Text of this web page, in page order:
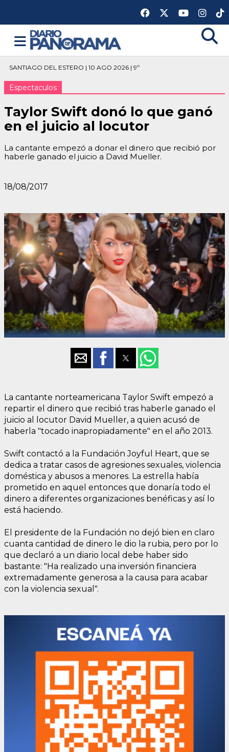
SANTIAGO DEL ESTERO | 10 AGO 2026 | 9º
Espectaculos
Taylor Swift donó lo que ganó
en el juicio al locutor
La cantante empezó a donar el dinero que recibió por
haberle ganado el juicio a David Mueller.
18/08/2017
La cantante norteamericana Taylor Swift empezó a
repartir el dinero que recibió tras haberle ganado el
juicio al locutor David Mueller, a quien acusó de
haberla "tocado inapropiadamente" en el año 2013.
Swift contactó a la Fundación Joyful Heart, que se
dedica a tratar casos de agresiones sexuales, violencia
doméstica y abusos a menores. La estrella había
prometido en aquel entonces que donaría todo el
dinero a diferentes organizaciones benéficas y así lo
está haciendo.
El presidente de la Fundación no dejó bien en claro
cuanta cantidad de dinero le dio la rubia, pero por lo
que declaró a un diario local debe haber sido
bastante: "Ha realizado una inversión financiera
extremadamente generosa a la causa para acabar
con la violencia sexual".